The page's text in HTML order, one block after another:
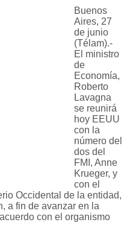
Buenos
Aires, 27
de junio
(Télam).-
El ministro
de
Economía,
Roberto
Lavagna
se reunirá
hoy EEUU
con la
número del
dos del
FMI, Anne
Krueger, y
con el
Occidental de la entidad,
a fin de avanzar en la
con el organismo